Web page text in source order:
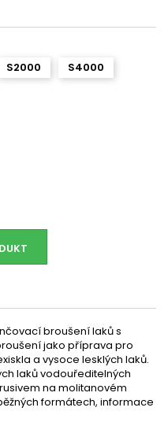
S2000 S4000
broušení laků s
jako příprava pro
a vysoce lesklých laků.
laků vodouředitelných
na molitanovém
formátech, informace